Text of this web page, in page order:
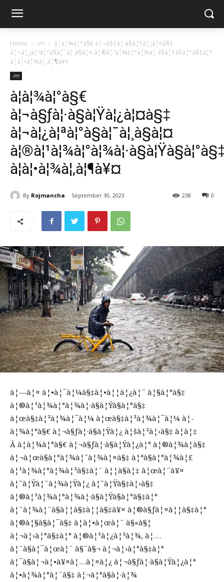
Home দেশ
à¦­à¦¾à¦°à§€ à¦¬à§ƒà¦·à§à¦Ÿà¦¿à¦¤à§‡
à¦¬à¦¿à¦ªà¦°à§à¦¯à¦¸à§à¦¤ à¦®à¦¹à¦¾à¦°à¦¾à¦·à§à¦Ÿà§à¦°à§‡à¦°
à¦à¦•à¦¾à¦‚à¦¶à¥¤
দেশ
à¦­à¦¾à¦°à§€
à¦¬à§ƒà¦·à§à¦Ÿà¦¿à¦¤à§‡
à¦¬à¦¿à¦ªà¦°à§à¦¯à¦¸à§à¦¤
à¦à¦•à¦¾à¦‚à¦¶à¥¤
By Rojmancha September 30, 2023 0
238
à¦—à¦¤ à¦•à¦¯à¦¼à§‡à¦•à¦¦à¦¿à¦¨ à¦§à¦°à§‡
à¦®à¦¹à¦¾à¦°à¦¾à¦·à§à¦Ÿà§à¦°à§‡
à¦œà§‡à¦²à¦¾à¦¯à¦¼ à¦œà§‡à¦²à¦¾à¦¯à¦¼ à¦­
à¦¾à¦°à§€ à¦¬à§ƒà¦·à§à¦Ÿà¦¿ à¦šà¦²à¦›à§‡ à¦à¦‡
Â à¦­à¦¾à¦°à§€ à¦¬à§ƒà¦·à§à¦Ÿà¦¿à¦° à¦®à¦¾à¦à§‡
à¦¬à¦œà§à¦°à¦¾à¦˜à¦¾à¦¤à§‡ à¦ªà§à¦°à¦¾à¦£
à¦¹à¦¾à¦°à¦¾à¦²à§‡à¦¨ à¦¦à§à¦‡ à¦œà¦¨à¥¤
à¦˜à¦Ÿà¦¨à¦¾à¦Ÿà¦¿ à¦˜à¦Ÿà§‡à¦›à§‡
à¦®à¦¹à¦¾à¦°à¦¾à¦·à§à¦Ÿà§à¦°à§‡à¦°
à¦¨à¦¾à¦¨à§à¦¦à§‡à¦¦à§‡à¥¤ à¦®à§ƒà¦¤à¦¦à§‡à¦°
à¦®à¦§à§à¦¯à§‡ à¦à¦•à¦œà¦¨ à§«à§¦
à¦¬à¦›à¦°à§‡à¦° à¦®à¦¹à¦¿à¦²à¦¾, à¦…
à¦¨à§à¦¯à¦œà¦¨ à§¨à§¬ à¦¬à¦›à¦°à§‡à¦°
à¦¯à§à¦¬à¦•à¥¤à¦…à¦¤à¦¿ à¦¬à§ƒà¦·à§à¦Ÿà¦¿à¦°
à¦•à¦¾à¦°à¦¨à§‡ à¦¬à¦°à§à¦·à¦¾